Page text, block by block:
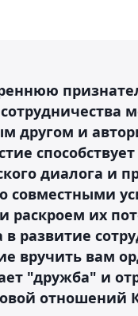
другом и
диалога и
совместными
их
развитие
вручить вам
"дружба" и
отношений